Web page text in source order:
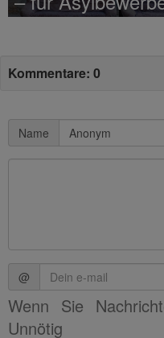
Kommentare: 0
Name
@
Wenn Sie
Unnötig